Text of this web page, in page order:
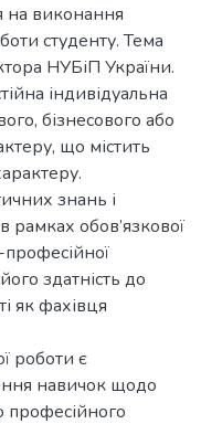
на виконання
студенту. Тема
НУБіП України.
індивідуальна
бізнесового або
що містить
знань і
обов’язкової
професійної
здатність до
як фахівця
роботи є
навичок щодо
професійного